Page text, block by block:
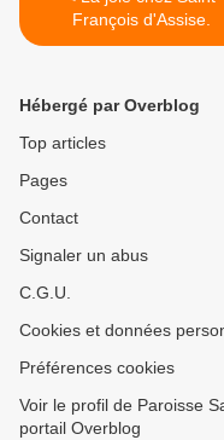
François d'Assise.
Hébergé par Overblog
Top articles
Pages
Contact
Signaler un abus
C.G.U.
Cookies et données
Préférences cookies
Voir le profil de Paroisse
portail Overblog